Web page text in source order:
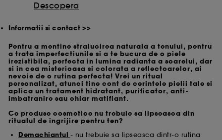
Descopera
Informatii si contact >>
Pentru a mentine stralucirea naturala a tenului, pentru
a trata imperfectiunile si a te bucura de o piele
irezistibila, perfecta in lumina radianta a soarelui, dar
si in cea misterioasa si colorata a reflectoarelor, ai
nevoie de o rutina perfecta! Vrei un ritual
personalizat, atunci tine cont de cerintele pielii tale si
aplica un tratament hidratant, purificator, anti-
imbatranire sau chiar matifiant.
Ce produse cosmetice nu trebuie sa lipseasca din
ritualul de ingrijire pentru ten?
Demachiantul - nu trebuie sa lipseasca dintr-o rutina